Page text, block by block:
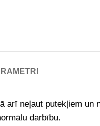
arī neļaut putekļiem un
darbību.